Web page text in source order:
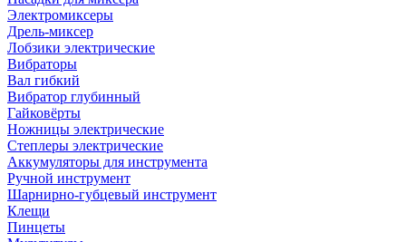
Электромиксеры
Дрель-миксер
Лобзики электрические
Вибраторы
Вал гибкий
Вибратор глубинный
Гайковёрты
Ножницы электрические
Степлеры электрические
Аккумуляторы для инструмента
Ручной инструмент
Шарнирно-губцевый инструмент
Клещи
Пинцеты